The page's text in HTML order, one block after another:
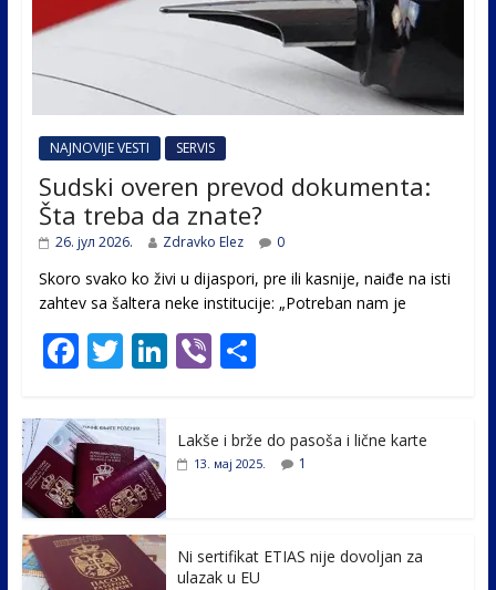
NAJNOVIJE VESTI SERVIS
Sudski overen prevod dokumenta:
Šta treba da znate?
26. јул 2026. Zdravko Elez 0
Skoro svako ko živi u dijaspori, pre ili kasnije, naiđe na isti
zahtev sa šaltera neke institucije: „Potreban nam je
F
e
b
o
o
k
T
itt
er
Li
e
Vi
er
S
ar
e
Lakše i brže do pasoša i lične karte
13. мај 2025. 1
Ni sertifikat ETIAS nije dovoljan za
ulazak u EU